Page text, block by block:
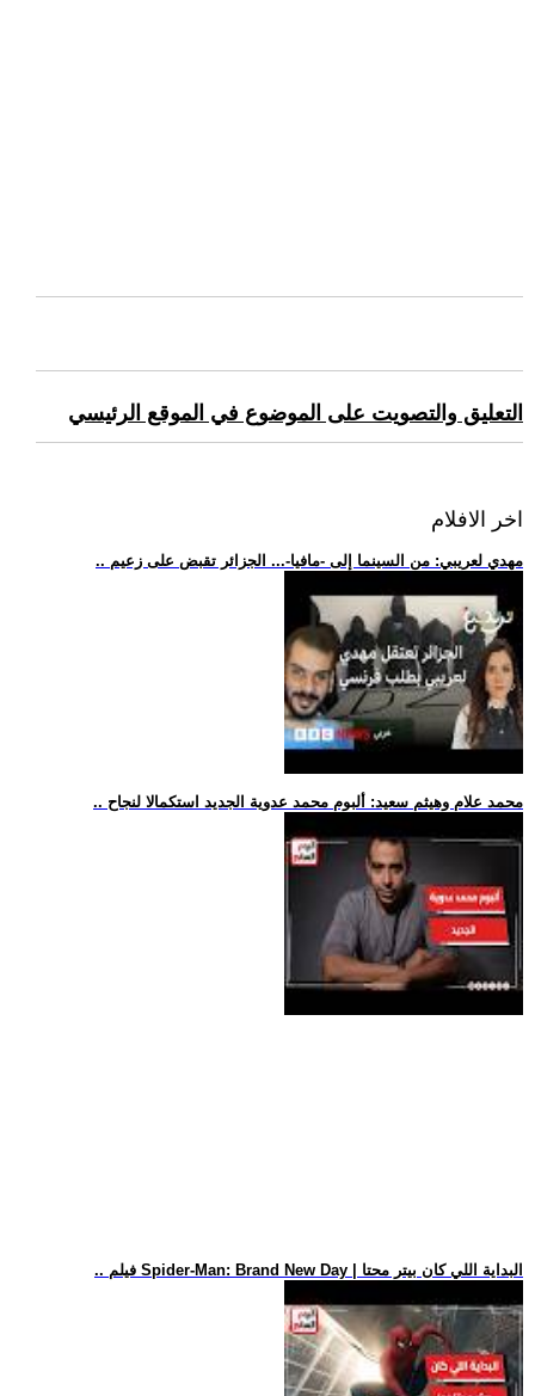
التعليق والتصويت على الموضوع في الموقع الرئيسي
اخر الافلام
.. مهدي لعريبي: من السينما إلى -مافيا-... الجزائر تقبض على زعيم
.. محمد علام وهيثم سعيد: ألبوم محمد عدوية الجديد استكمالا لنجاح
.. فيلم Spider-Man: Brand New Day | البداية اللي كان بيتر محتا